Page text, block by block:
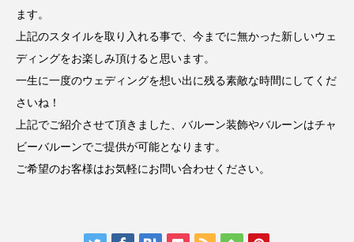
ます。
上記のスタイルを取り入れる事で、今までに無かった新しいウェ
ディングをお楽しみ頂けると思います。
一生に一度のウェディングを想い出に残る素敵な時間にしてくだ
さいね！
上記でご紹介させて頂きました、バルーン装飾やバルーンはチャ
ビーバルーンでご提供が可能となります。
ご希望のお客様はお気軽にお問い合わせください。